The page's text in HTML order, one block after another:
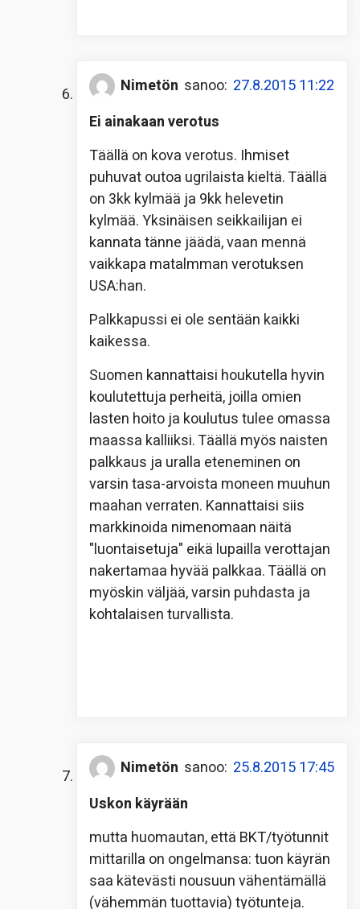
Nimetön sanoo: 27.8.2015 11:22
Ei ainakaan verotus
Täällä on kova verotus. Ihmiset
puhuvat outoa ugrilaista kieltä. Täällä
on 3kk kylmää ja 9kk helevetin
kylmää. Yksinäisen seikkailijan ei
kannata tänne jäädä, vaan mennä
vaikkapa matalmman verotuksen
USA:han.
Palkkapussi ei ole sentään kaikki
kaikessa.
Suomen kannattaisi houkutella hyvin
koulutettuja perheitä, joilla omien
lasten hoito ja koulutus tulee omassa
maassa kalliiksi. Täällä myös naisten
palkkaus ja uralla eteneminen on
varsin tasa-arvoista moneen muuhun
maahan verraten. Kannattaisi siis
markkinoida nimenomaan näitä
"luontaisetuja" eikä lupailla verottajan
nakertamaa hyvää palkkaa. Täällä on
myöskin väljää, varsin puhdasta ja
kohtalaisen turvallista.
Nimetön sanoo: 25.8.2015 17:45
Uskon käyrään
mutta huomautan, että BKT/työtunnit
mittarilla on ongelmansa: tuon käyrän
saa kätevästi nousuun vähentämällä
(vähemmän tuottavia) työtunteja.